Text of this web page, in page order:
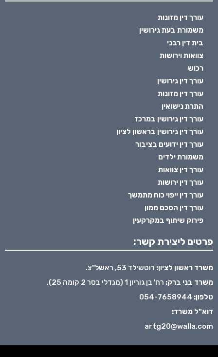
עורך דין מזונות
משמורת בעת גירושין
בית דין רבני
צוואות וירושות
רכוש
עורך דין גירושין
עורך דין מזונות
התרת נישואין
עורך דין גירושין במרכז
עורך דין גירושין בראשון לציון
עורך דין ידועים בציבור
משמורת ילדים
עורך דין צוואות
עורך דין ירושות
עורך דין ייפוי כוח מתמשך
עורך דין הסכם ממון
פירוק שיתוף במקרקעין
פרטים ליצירת קשר:
משרד ראשון לציון: רוטשילד 53, ראשל"צ.
משרד בני ברק: רח' בן גוריון 1 (מגדלי בסר 2 קומה 25).
טלפון: 054-7658944
דוא"ל משרד:
artg20@walla.com